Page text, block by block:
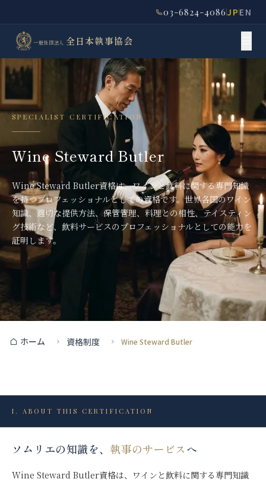
03-6824-4086JPEN
一般社団法人 全日本執事協会
SPECIALIST CERTIFICATION
Wine Steward Butler
Wine Steward Butler資格は、ワインと飲料に関する専門知識
を持つプロフェッショナルとしての資格です。世界各国のワイン
知識、適切な提供方法、保管管理、料理との相性、テイスティン
グ技術など、飲料サービスのプロフェッショナルとしての能力を
証明します。
ホーム 資格制度 Wine Steward Butler
I. ABOUT THIS CERTIFICATION
ソムリエの知識を、 執事のサービスへ
Wine Steward Butler資格は、ワインと飲料に関する専門知識